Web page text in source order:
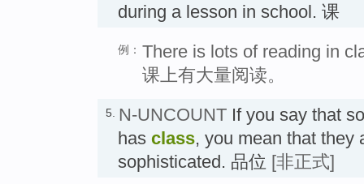
during a lesson in school. 课
例： There is lots of reading in
课上有大量阅读。
5. N-UNCOUNT If you say that
has class, you mean that they
sophisticated. 品位 [非正式]